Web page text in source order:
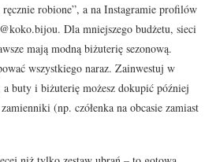
robione”, a na Instagramie profilów
Dla mniejszego budżetu, sieci
mają modną biżuterię sezonową.
wszystkiego naraz. Zainwestuj w
buty i biżuterię możesz dokupić później
(np. czółenka na obcasie zamiast